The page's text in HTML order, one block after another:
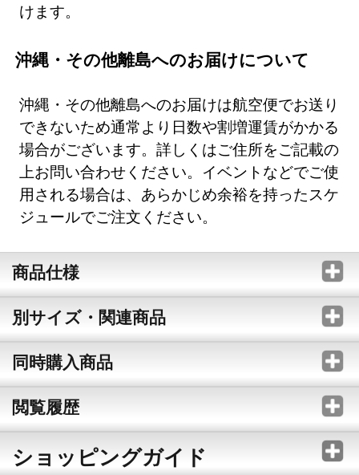
けます。
沖縄・その他離島へのお届けについて
沖縄・その他離島へのお届けは航空便でお送り
できないため通常より日数や割増運賃がかかる
場合がございます。詳しくはご住所をご記載の
上お問い合わせください。イベントなどでご使
用される場合は、あらかじめ余裕を持ったスケ
ジュールでご注文ください。
商品仕様
別サイズ・関連商品
同時購入商品
閲覧履歴
ショッピングガイド